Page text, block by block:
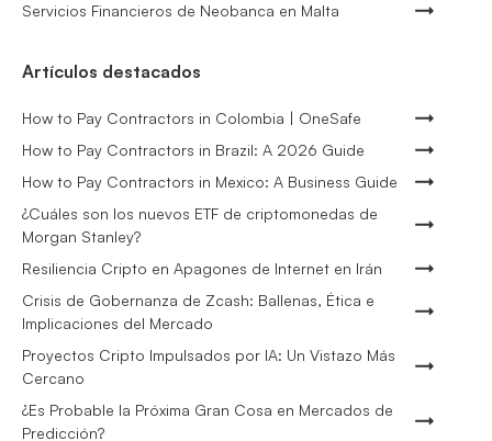
Servicios Financieros de Neobanca en Malta
Artículos destacados
How to Pay Contractors in Colombia | OneSafe
How to Pay Contractors in Brazil: A 2026 Guide
How to Pay Contractors in Mexico: A Business Guide
¿Cuáles son los nuevos ETF de criptomonedas de
Morgan Stanley?
Resiliencia Cripto en Apagones de Internet en Irán
Crisis de Gobernanza de Zcash: Ballenas, Ética e
Implicaciones del Mercado
Proyectos Cripto Impulsados por IA: Un Vistazo Más
Cercano
¿Es Probable la Próxima Gran Cosa en Mercados de
Predicción?